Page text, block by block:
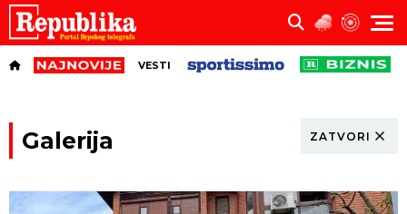
VESTI
Galerija ZATVORI